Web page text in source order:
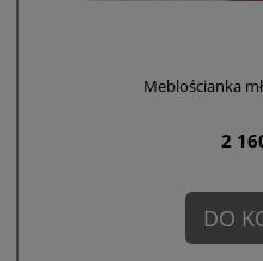
Meblościanka
2
DO